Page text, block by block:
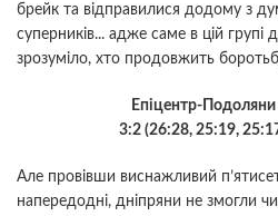
брейк та відправилися додому з
суперників... адже саме в цій групі
зрозуміло, хто продовжить
Епіцентр-
3:2 (26:28, 25:19,
Але провівши виснажливий
напередодні, дніпряни не змогли